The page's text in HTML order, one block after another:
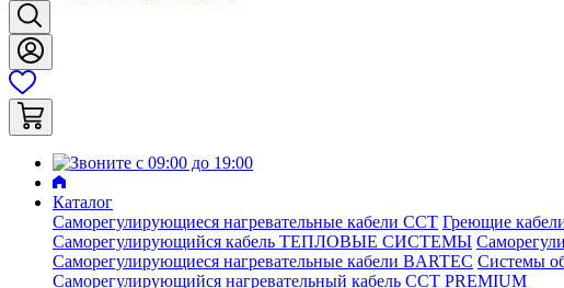
Каталог
Саморегулирующиеся нагревательные кабели ССТ Греющие
Саморегулирующийся кабель ТЕПЛОВЫЕ СИСТЕМЫ
Саморегулирующиеся нагревательные кабели BARTEC Системы
Саморегулирующийся нагревательный кабель ССТ PREMIUM